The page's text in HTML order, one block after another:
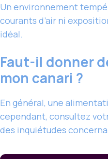
Un environnement
courants d’air ni
idéal.
Faut-il donner
mon canari ?
En général, une
cependant, consultez
des inquiétudes